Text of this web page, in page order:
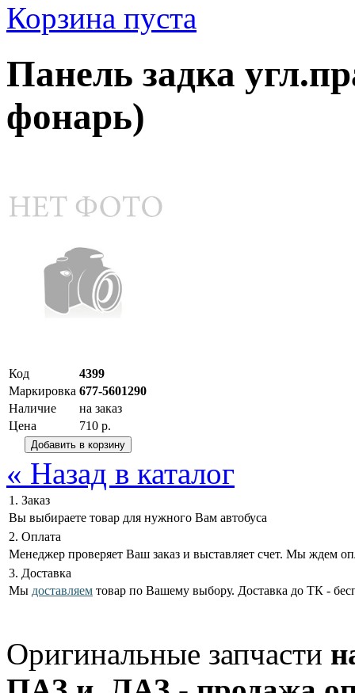
Корзина пуста
Панель задка
фонарь)
Код
4399
Маркировка 677-5601290
Наличие
на заказ
Цена
710 р.
« Назад в каталог
1. Заказ
Вы выбираете товар для нужного Вам автобуса
2. Оплата
Менеджер проверяет Ваш заказ и выставляет счет. Мы ждем
3. Доставка
Мы доставляем товар по Вашему выбору. Доставка до ТК -
Оригинальные запчасти